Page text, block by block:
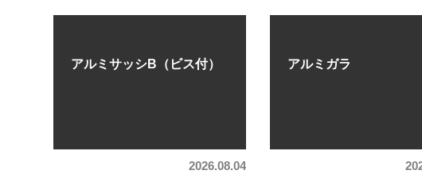
アルミサッシB（ビス付）
2026.08.04
アルミガラ